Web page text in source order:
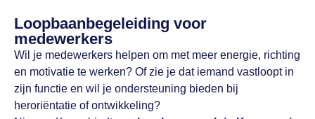
Loopbaanbegeleiding voor
medewerkers
Wil je medewerkers helpen om met meer energie, richting
en motivatie te werken? Of zie je dat iemand vastloopt in
zijn functie en wil je ondersteuning bieden bij
heroriëntatie of ontwikkeling?